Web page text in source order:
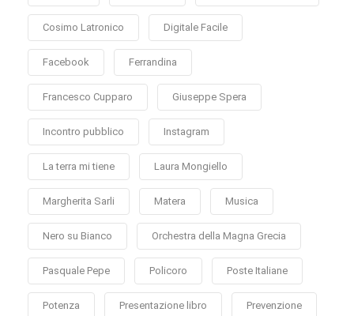
Cosimo Latronico Digitale Facile
Facebook Ferrandina
Francesco Cupparo Giuseppe Spera
Incontro pubblico Instagram
La terra mi tiene Laura Mongiello
Margherita Sarli Matera Musica
Nero su Bianco Orchestra della Magna Grecia
Pasquale Pepe Policoro Poste Italiane
Potenza Presentazione libro Prevenzione